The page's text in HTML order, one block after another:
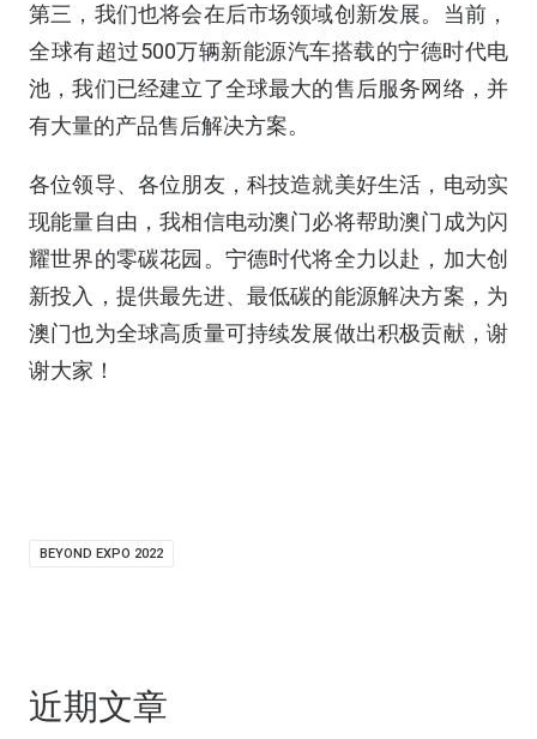
第三，我们也将会在后市场领域创新发展。当前，
全球有超过500万辆新能源汽车搭载的宁德时代电
池，我们已经建立了全球最大的售后服务网络，并
有大量的产品售后解决方案。
各位领导、各位朋友，科技造就美好生活，电动实
现能量自由，我相信电动澳门必将帮助澳门成为闪
耀世界的零碳花园。宁德时代将全力以赴，加大创
新投入，提供最先进、最低碳的能源解决方案，为
澳门也为全球高质量可持续发展做出积极贡献，谢
谢大家！
BEYOND EXPO 2022
近期文章